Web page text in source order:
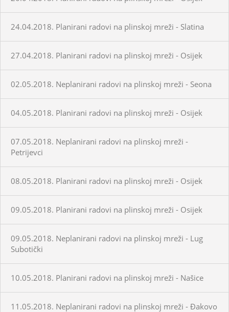
24.04.2018. Planirani radovi na plinskoj mreži - Slatina
27.04.2018. Planirani radovi na plinskoj mreži - Osijek
02.05.2018. Neplanirani radovi na plinskoj mreži - Seona
04.05.2018. Planirani radovi na plinskoj mreži - Osijek
07.05.2018. Neplanirani radovi na plinskoj mreži -
Petrijevci
08.05.2018. Planirani radovi na plinskoj mreži - Osijek
09.05.2018. Planirani radovi na plinskoj mreži - Osijek
09.05.2018. Neplanirani radovi na plinskoj mreži - Lug
Subotički
10.05.2018. Planirani radovi na plinskoj mreži - Našice
11.05.2018. Neplanirani radovi na plinskoj mreži - Đakovo